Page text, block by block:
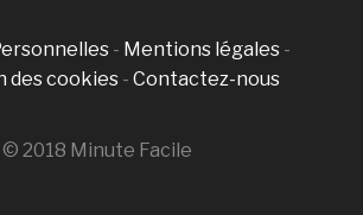
- Mentions légales -
des cookies - Contactez-nous
© 2018 Minute Facile